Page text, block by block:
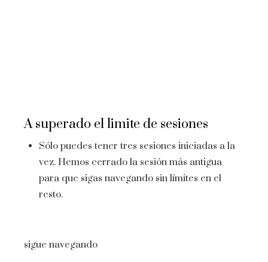
A superado el limite de sesiones
Sólo puedes tener tres sesiones iniciadas a la
vez. Hemos cerrado la sesión más antigua
para que sigas navegando sin límites en el
resto.
sigue navegando